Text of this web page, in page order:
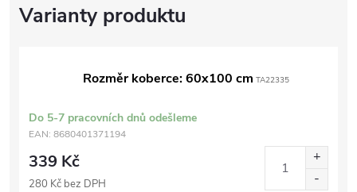
Rozměr koberce: 60x100 cm TA22335
Do 5-7 pracovních dnů odešleme
EAN: 8680401371194
339 Kč
280 Kč bez DPH